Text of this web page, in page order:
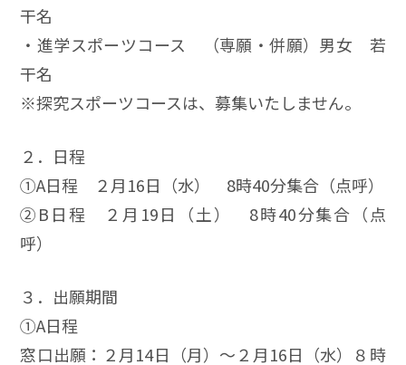
干名
・進学スポーツコース （専願・併願）男女 若
干名
※探究スポーツコースは、募集いたしません。
２．日程
①A日程 ２月16日（水） 8時40分集合（点呼）
②B日程 ２月19日（土） 8時40分集合（点
呼）
３．出願期間
①A日程
窓口出願：２月14日（月）～２月16日（水）８時